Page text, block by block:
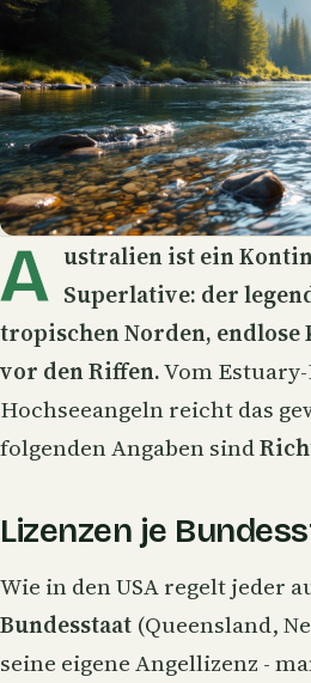
A ustralien ist ein
Superlative: der
tropischen Norden, endlose
vor den Riffen.Vom
Hochseeangeln reicht das
folgenden Angaben sind
Lizenzen je
Wie in den USA regelt jeder
Bundesstaat (Queensland,
seine eigene Angellizenz -